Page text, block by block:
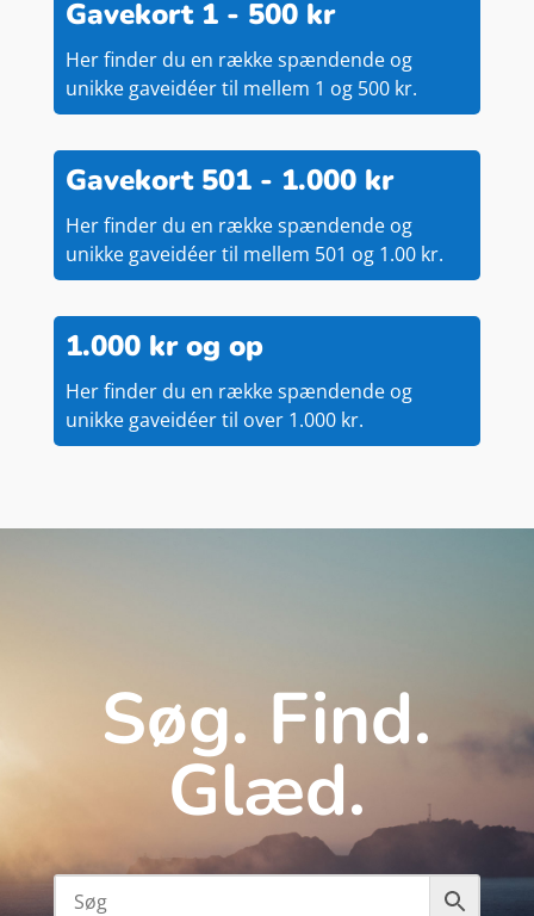
Gavekort 1 - 500 kr
Her finder du en række spændende og
unikke gaveidéer til mellem 1 og 500 kr.
Gavekort 501 - 1.000 kr
Her finder du en række spændende og
unikke gaveidéer til mellem 501 og 1.00 kr.
1.000 kr og op
Her finder du en række spændende og
unikke gaveidéer til over 1.000 kr.
Søg. Find.
Glæd.